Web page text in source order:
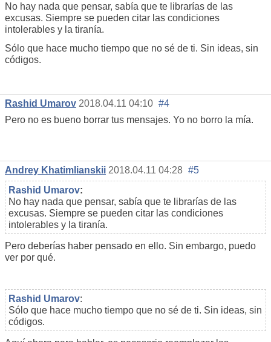
No hay nada que pensar, sabía que te librarías de las
excusas. Siempre se pueden citar las condiciones
intolerables y la tiranía.
Sólo que hace mucho tiempo que no sé de ti. Sin ideas, sin
códigos.
Rashid Umarov 2018.04.11 04:10 #4
Pero no es bueno borrar tus mensajes. Yo no borro la mía.
Andrey Khatimlianskii 2018.04.11 04:28 #5
Rashid Umarov:
No hay nada que pensar, sabía que te librarías de las
excusas. Siempre se pueden citar las condiciones
intolerables y la tiranía.
Pero deberías haber pensado en ello. Sin embargo, puedo
ver por qué.
Rashid Umarov:
Sólo que hace mucho tiempo que no sé de ti. Sin ideas, sin
códigos.